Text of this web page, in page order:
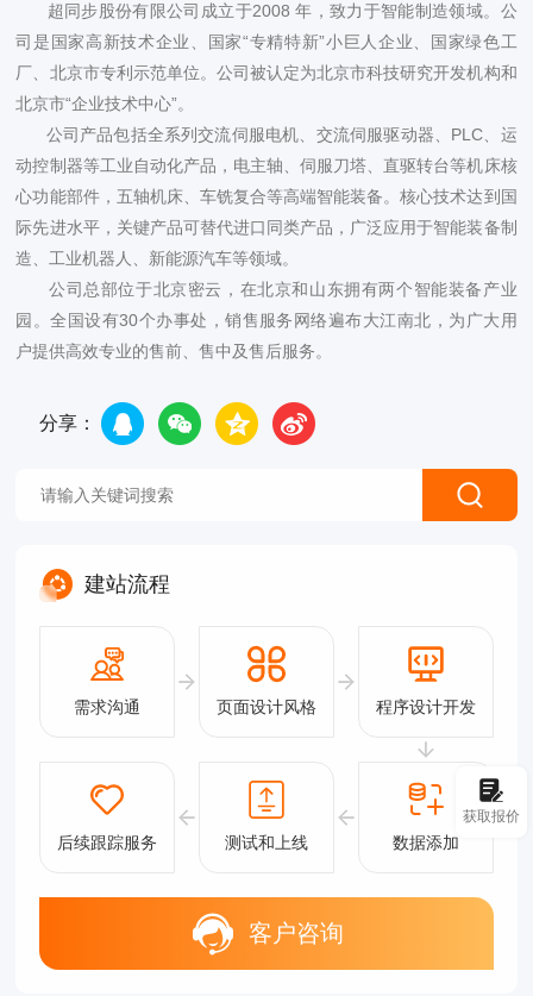
超同步股份有限公司成立于2008 年，致力于智能制造领域。公
司是国家高新技术企业、国家“专精特新”小巨人企业、国家绿色工
厂、北京市专利示范单位。公司被认定为北京市科技研究开发机构和
北京市“企业技术中心”。
公司产品包括全系列交流伺服电机、交流伺服驱动器、PLC、运
动控制器等工业自动化产品，电主轴、伺服刀塔、直驱转台等机床核
心功能部件，五轴机床、车铣复合等高端智能装备。核心技术达到国
际先进水平，关键产品可替代进口同类产品，广泛应用于智能装备制
造、工业机器人、新能源汽车等领域。
公司总部位于北京密云，在北京和山东拥有两个智能装备产业
园。全国设有30个办事处，销售服务网络遍布大江南北，为广大用
户提供高效专业的售前、售中及售后服务。
分享：
建站流程
需求沟通 页面设计风格 程序设计开发
后续跟踪服务 测试和上线 数据添加
客户咨询
获取报价